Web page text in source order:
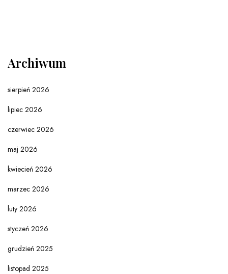
Archiwum
sierpień 2026
lipiec 2026
czerwiec 2026
maj 2026
kwiecień 2026
marzec 2026
luty 2026
styczeń 2026
grudzień 2025
listopad 2025